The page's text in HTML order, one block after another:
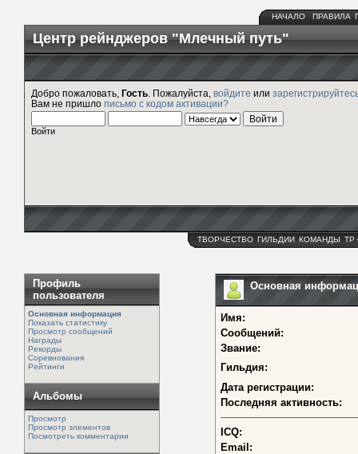
НАЧАЛО ПРАВИЛА
Центр рейнджеров "Млечный путь"
Добро пожаловать, Гость . Пожалуйста, войдите или
Вам не пришло письмо с кодом активации?
Войти
ТВОРЧЕСТВО ГИЛЬДИИ КОМАНДЫ ТР
Профиль
пользователя
Основная информация
Показать статистику
Просмотр сообщений
Награды
Рекорды
Соревнования
Рейтинги
Альбомы
Просмотр
Просмотр элементов
Посмотреть комментарии
Основная
Имя:
Сообщений:
Звание:
Гильдия:
Дата регистрации:
Последняя активность:
ICQ:
Email: